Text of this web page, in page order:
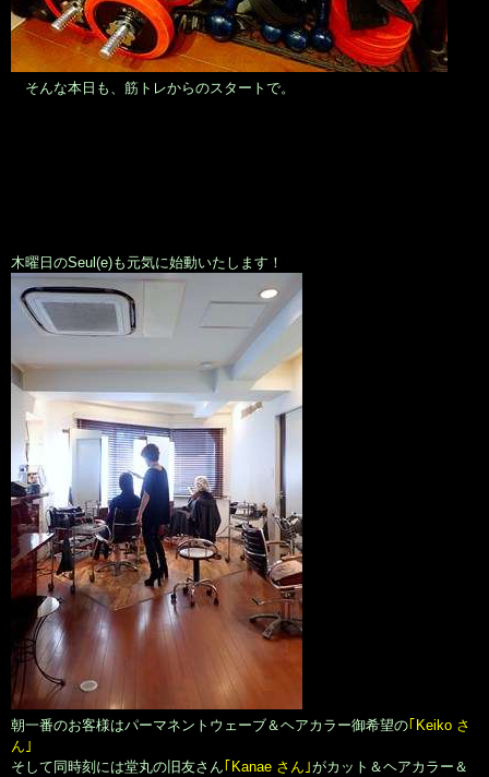
そんな本日も、筋トレからのスタートで。
木曜日のSeul(e)も元気に始動いたします！
朝一番のお客様はパーマネントウェーブ＆ヘアカラー御希望の｢Keiko さ
ん｣
そして同時刻には堂丸の旧友さん｢Kanae さん｣がカット＆ヘアカラー＆